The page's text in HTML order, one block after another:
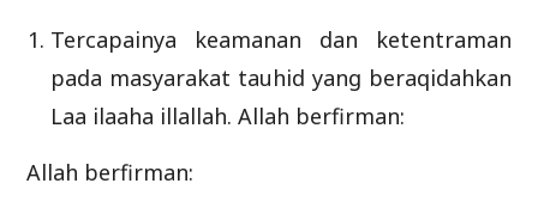
Tercapainya keamanan dan ketentraman
pada masyarakat tauhid yang beraqidahkan
Laa ilaaha illallah. Allah berfirman:
Allah berfirman: